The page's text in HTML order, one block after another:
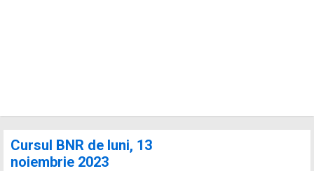
Cursul BNR de luni, 13
noiembrie 2023